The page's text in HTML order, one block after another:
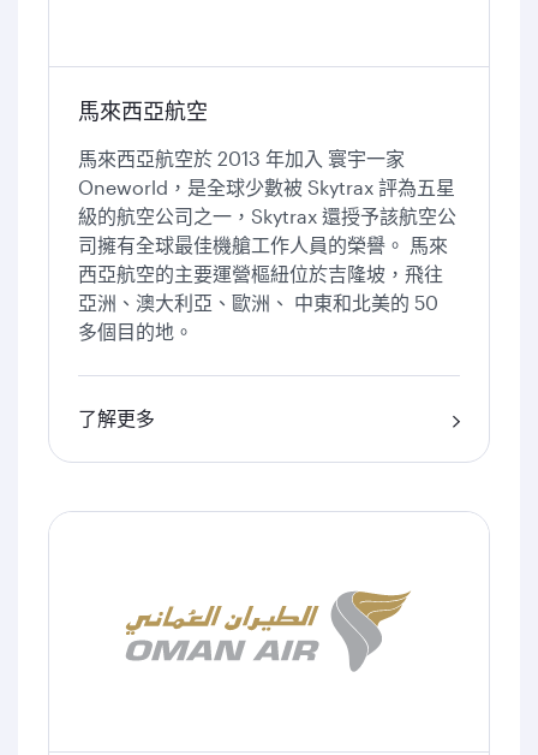
馬來西亞航空
馬來西亞航空於 2013 年加入 寰宇一家
Oneworld，是全球少數被 Skytrax 評為五星
級的航空公司之一，Skytrax 還授予該航空公
司擁有全球最佳機艙工作人員的榮譽。 馬來
西亞航空的主要運營樞紐位於吉隆坡，飛往
亞洲、澳大利亞、歐洲、 中東和北美的 50
多個目的地。
了解更多